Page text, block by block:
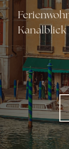
Kanalblick